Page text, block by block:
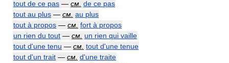
tout de ce pas — см. de ce pas
tout au plus — см. au plus
tout à propos — см. fort à propos
un rien du tout — см. un rien qui vaille
tout d'une tenu — см. tout d'une tenue
tout d'un trait — см. d'une traite